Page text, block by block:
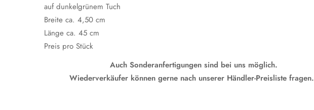
auf dunkelgrünem Tuch
Breite ca. 4,50 cm
Länge ca. 45 cm
Preis pro Stück
Auch Sonderanfertigungen sind bei uns möglich.
Wiederverkäufer können gerne nach unserer Händler-Preisliste fragen.